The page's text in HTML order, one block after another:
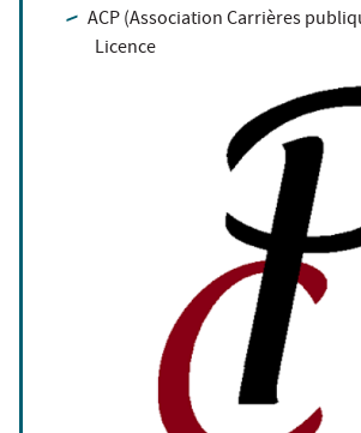
ACP (Association Carrières
Licence